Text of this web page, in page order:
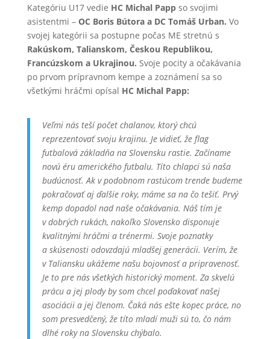
Kategóriu U17 vedie HC Michal Pappso svojimi
asistentmi – OC Boris Bútora a DC Tomáš Urban. Vo
svojej kategórii sa postupne počas ME stretnú s
Rakúskom, Talianskom, Českou Republikou,
Francúzskom a Ukrajinou. Svoje pocity a očakávania
po prvom prípravnom kempe a zoznámení sa so
všetkými hráčmi opísal HC Michal Papp:
Veľmi nás teší počet chalanov, ktorý chcú
reprezentovať svoju krajinu. Je vidieť, že flag
futbalová základňa na Slovensku rastie. Začíname
novú éru amerického futbalu. Títo chlapci sú naša
budúcnosť. Ak v podobnom rastúcom trende budeme
pokračovať aj ďalšie roky, máme sa na čo tešiť. Prvý
kemp dopadol nad naše očakávania. Náš tím je
v dobrých rukách, nakoľko Slovensko disponuje
kvalitnými hráčmi a trénermi. Svoje poznatky
a skúsenosti odovzdajú mladšej generácii. Verím, že
v Taliansku ukážeme našu bojovnosť a pripravenosť.
Je to pre nás všetkých historický moment. Za skvelú
prácu a jej plody by som chcel poďakovať našej
asociácii a jej členom. Čaká nás ešte kopec práce, no
som presvedčený, že títo mladí muži sú to, čo nám
dlhé roky na Slovensku chýbalo.